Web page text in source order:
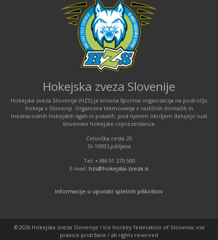
Hokejska zveza Slovenije
Hokejska zveza Slovenije (HZS) je krovna športna organizacija na področju
hokeja v Sloveniji. Organizira tekmovanja v različnih domačih in
mednarodnih hokejskih ligah in pokalih; pod njenim okriljem delujejo tudi
slovenske hokejske reprezentance.
Celovška cesta 25
SI-1000 Ljubljana
Tel: +386 51 270 500
E-mail: hzs@hokejska-zveza.si
Informacije o uporabi spletnih piškotkov
©2026 Hokejska zveza Slovenije / Ice hockey federation of Slovenia; vse
pravice pridržane / all rights reserved